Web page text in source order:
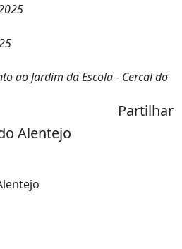
ao Jardim da Escola - Cercal do
Partilhar
Alentejo